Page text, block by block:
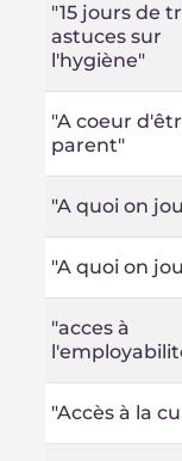
"15 jours de
astuces sur
l'hygiène"
"A coeur
parent"
"A quoi on
"A quoi on
"acces à
"Accès à la